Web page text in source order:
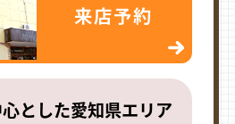
来店予約
とした愛知県エリア